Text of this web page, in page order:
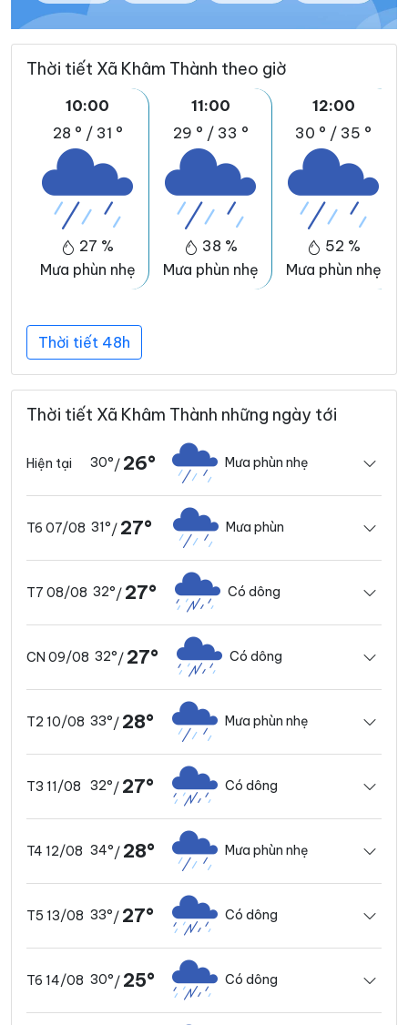
Thời tiết Xã Khâm Thành theo giờ
10:00
28 ° / 31 °
27 %
Mưa phùn nhẹ
11:00
29 ° / 33 °
38 %
Mưa phùn nhẹ
12:00
30 ° / 35 °
52 %
Mưa phùn nhẹ
Thời tiết 48h
Thời tiết Xã Khâm Thành những ngày tới
Hiện tại 30°/ 26° Mưa phùn nhẹ
T6 07/08 31°/ 27° Mưa phùn
T7 08/08 32°/ 27° Có dông
CN 09/08 32°/ 27° Có dông
T2 10/08 33°/ 28° Mưa phùn nhẹ
T3 11/08 32°/ 27° Có dông
T4 12/08 34°/ 28° Mưa phùn nhẹ
T5 13/08 33°/ 27° Có dông
T6 14/08 30°/ 25° Có dông